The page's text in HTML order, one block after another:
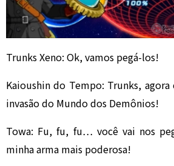
Trunks Xeno: Ok, vamos pegá-los!
Kaioushin do Tempo: Trunks, agora
invasão do Mundo dos Demônios!
Towa: Fu, fu, fu… você vai nos
minha arma mais poderosa!